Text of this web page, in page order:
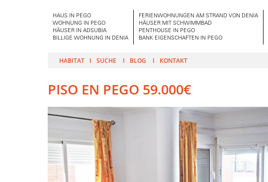
HAUS IN PEGO
WOHNUNG IN PEGO
HÄUSER IN ADSUBIA
BILLIGE WOHNUNG IN DENIA
FERIENWOHNUNGEN AM STRAND VON DENIA
HÄUSER MIT SCHWIMMBAD
PENTHOUSE IN PEGO
BANK EIGENSCHAFTEN IN PEGO
HABITAT SUCHE BLOG KONTAKT
PISO EN PEGO 59.000€